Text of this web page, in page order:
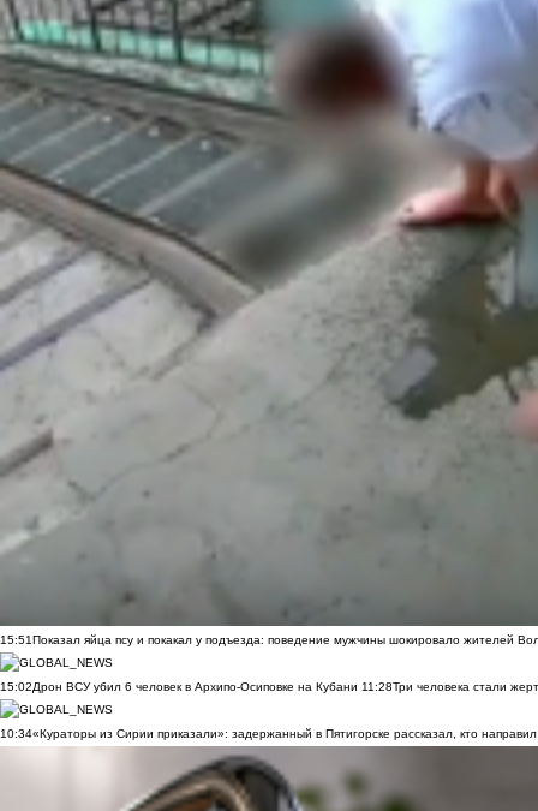
15:51Показал яйца псу и покакал у подъезда: поведение мужчины шокировало жителей
15:02Дрон ВСУ убил 6 человек в Архипо-Осиповке на Кубани 11:28Три человека стали
10:34«Кураторы из Сирии приказали»: задержанный в Пятигорске рассказал, кто направил